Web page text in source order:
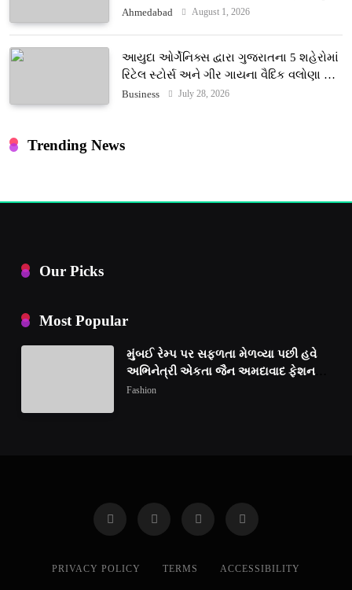
લુલ્લા એ ટેરોટ કાર્ડ રીડિંગ અંગે માહિતી આપી
Ahmedabad August 1, 2026
આયુદા ઓર્ગેનિક્સ દ્વારા ગુજરાતના 5 શહેરોમાં
રિટેલ સ્ટોર્સ અને ગીર ગાયના વૈદિક વલોણા ઘી-
દૂધની શુદ્ધ સેવાઓ સાથે વ્યાપક વિસ્તરણ
Business July 28, 2026
Trending News
Our Picks
Most Popular
મુંબઈ રેમ્પ પર સફળતા મેળવ્યા પછી હવે
અભિનેત્રી એકતા જૈન અમદાવાદ ફેશન
વીકમાં પોતાની પ્રતિભા પ્રદર્શિત કરશે
Fashion
PRIVACY POLICY TERMS ACCESSIBILITY